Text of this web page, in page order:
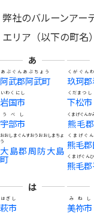
弊社のバルーンアー
エリア（以下の町名
あ
阿武郡阿武町
あぶぐんあぶちょう
岩国市
いわくにし
宇部市
うべし
大島郡周防大島
町
おおしまぐんすおうおおしまちょ
う
玖珂
くがぐん
下松市
くだまつし
熊毛
くまげぐんか
熊毛
くまげぐ
熊毛
くまげぐん
は
萩市
はぎし
美祢市
みねし